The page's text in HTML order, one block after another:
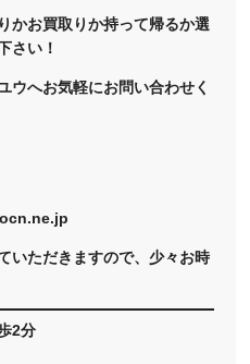
かお買取りか持って帰るか選
さい！
ウへお気軽にお問い合わせく
いただきますので、少々お時
2分